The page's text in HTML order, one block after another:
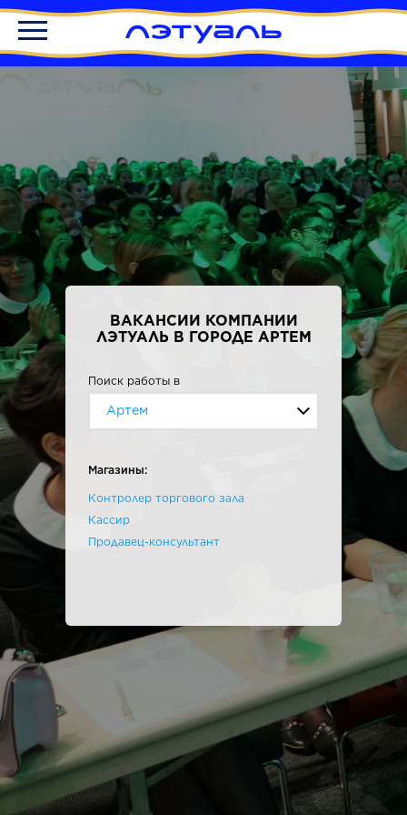
ВАКАНСИИ КОМПАНИИ
ЛЭТУАЛЬ В ГОРОДЕ АРТЕМ
Поиск работы в
Артем
Магазины:
Контролер торгового зала
Кассир
Продавец-консультант